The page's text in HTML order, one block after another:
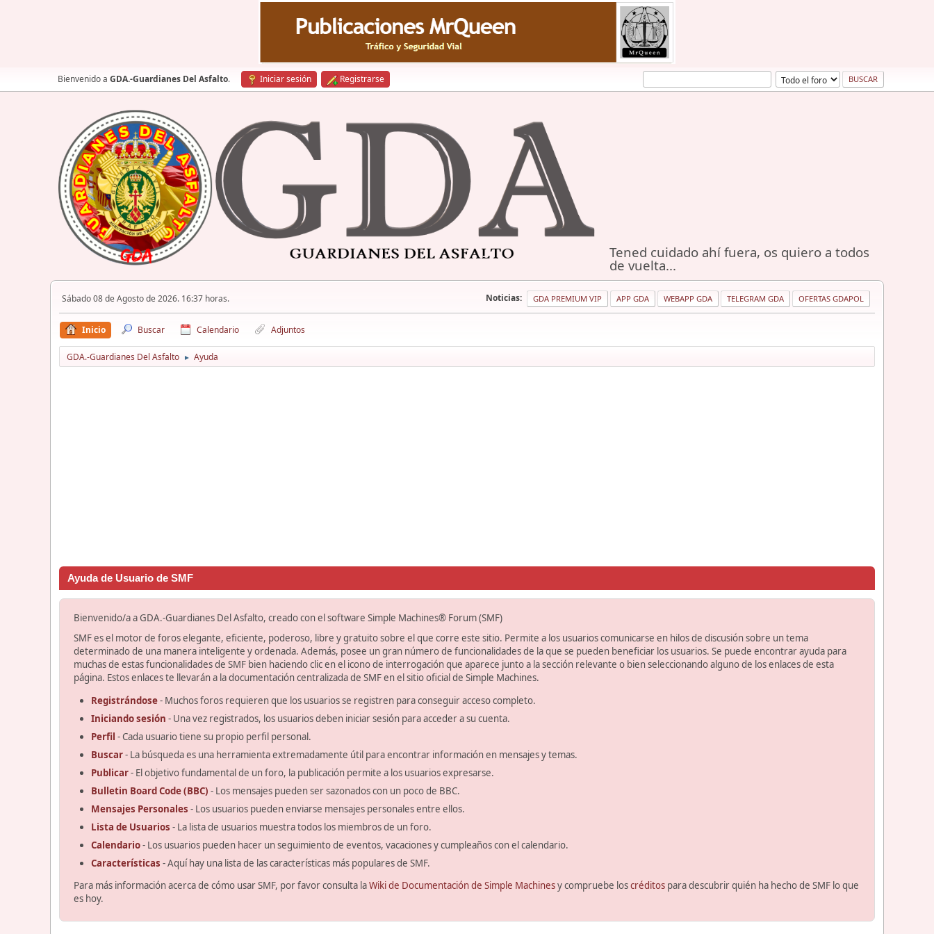
Bienvenido a GDA.-Guardianes Del Asfalto. Iniciar sesión Registrarse
Tened cuidado ahí fuera, os quiero a todos
de vuelta...
Sábado 08 de Agosto de 2026. 16:37 horas. Noticias: GDA PREMIUM VIP APP GDA WEBAPP GDA TELEGRAM GDA OFERTAS GDAPOL
Inicio Buscar Calendario Adjuntos
GDA.-Guardianes Del Asfalto ► Ayuda
Ayuda de Usuario de SMF
Bienvenido/a a GDA.-Guardianes Del Asfalto, creado con el software Simple Machines® Forum (SMF)
SMF es el motor de foros elegante, eficiente, poderoso, libre y gratuito sobre el que corre este sitio. Permite a los usuarios comunicarse en hilos de discusión sobre un tema
determinado de una manera inteligente y ordenada. Además, posee un gran número de funcionalidades de la que se pueden beneficiar los usuarios. Se puede encontrar ayuda para
muchas de estas funcionalidades de SMF bien haciendo clic en el icono de interrogación que aparece junto a la sección relevante o bien seleccionando alguno de los enlaces de esta
página. Estos enlaces te llevarán a la documentación centralizada de SMF en el sitio oficial de Simple Machines.
Registrándose- Muchos foros requieren que los usuarios se registren para conseguir acceso completo.
Iniciando sesión - Una vez registrados, los usuarios deben iniciar sesión para acceder a su cuenta.
Perfil - Cada usuario tiene su propio perfil personal.
Buscar- La búsqueda es una herramienta extremadamente útil para encontrar información en mensajes y temas.
Publicar- El objetivo fundamental de un foro, la publicación permite a los usuarios expresarse.
Bulletin Board Code (BBC) - Los mensajes pueden ser sazonados con un poco de BBC.
Mensajes Personales - Los usuarios pueden enviarse mensajes personales entre ellos.
Lista de Usuarios - La lista de usuarios muestra todos los miembros de un foro.
Calendario- Los usuarios pueden hacer un seguimiento de eventos, vacaciones y cumpleaños con el calendario.
Características - Aquí hay una lista de las características más populares de SMF.
Para más información acerca de cómo usar SMF, por favor consulta laWiki de Documentación de Simple Machinesy compruebe loscréditos para descubrir quién ha hecho de SMF lo que
es hoy.